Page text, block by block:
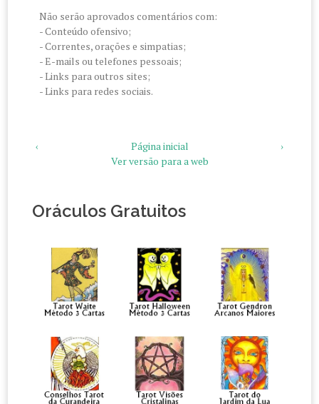
Não serão aprovados comentários com:
- Conteúdo ofensivo;
- Correntes, orações e simpatias;
- E-mails ou telefones pessoais;
- Links para outros sites;
- Links para redes sociais.
‹ ›
Página inicial
Ver versão para a web
Oráculos Gratuitos